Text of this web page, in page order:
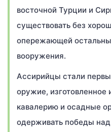
восточной Турции и
существовать без
опережающей
вооружения.
Ассирийцы стали
оружие, изготовленное
кавалерию и осадные
одерживать победы